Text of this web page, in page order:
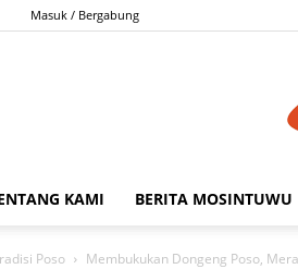
Masuk / Bergabung
KAMI BERITA MOSINTUWU
Poso Membukukan Dongeng Poso,